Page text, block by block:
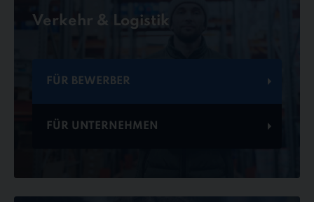
Verkehr & Logistik
FÜR BEWERBER
FÜR UNTERNEHMEN